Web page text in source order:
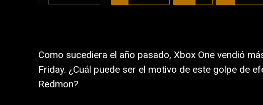
Como sucediera el año pasado, Xbox One vendió
Friday. ¿Cuál puede ser el motivo de este golpe de
Redmon?